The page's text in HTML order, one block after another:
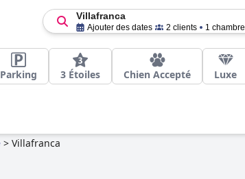
Villafranca
Ajouter des dates 2 clients 1 chambre
Parking 3 Étoiles Chien Accepté Luxe
> Villafranca